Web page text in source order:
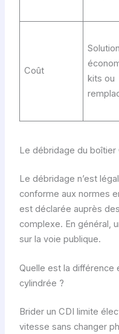
Coût
kits ou
Le débridage du boîtier
Le débridage n’est
conforme aux normes
est déclarée auprès
complexe. En général,
sur la voie publique.
Quelle est la différence
cylindrée ?
Brider un CDI limite
vitesse sans changer